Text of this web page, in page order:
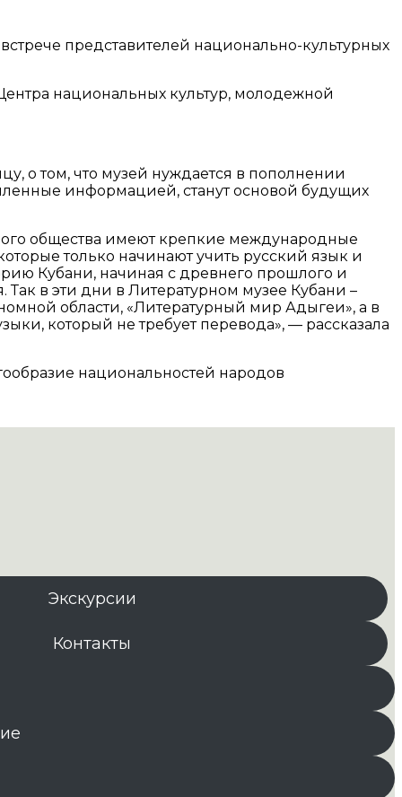
представителей национально-культурных
национальных культур, молодежной
о том, что музей нуждается в пополнении
информацией, станут основой будущих
общества имеют крепкие международные
только начинают учить русский язык и
Кубани, начиная с древнего прошлого и
в эти дни в Литературном музее Кубани –
области, «Литературный мир Адыгеи», а в
который не требует перевода», — рассказала
национальностей народов
Экскурсии
Контакты